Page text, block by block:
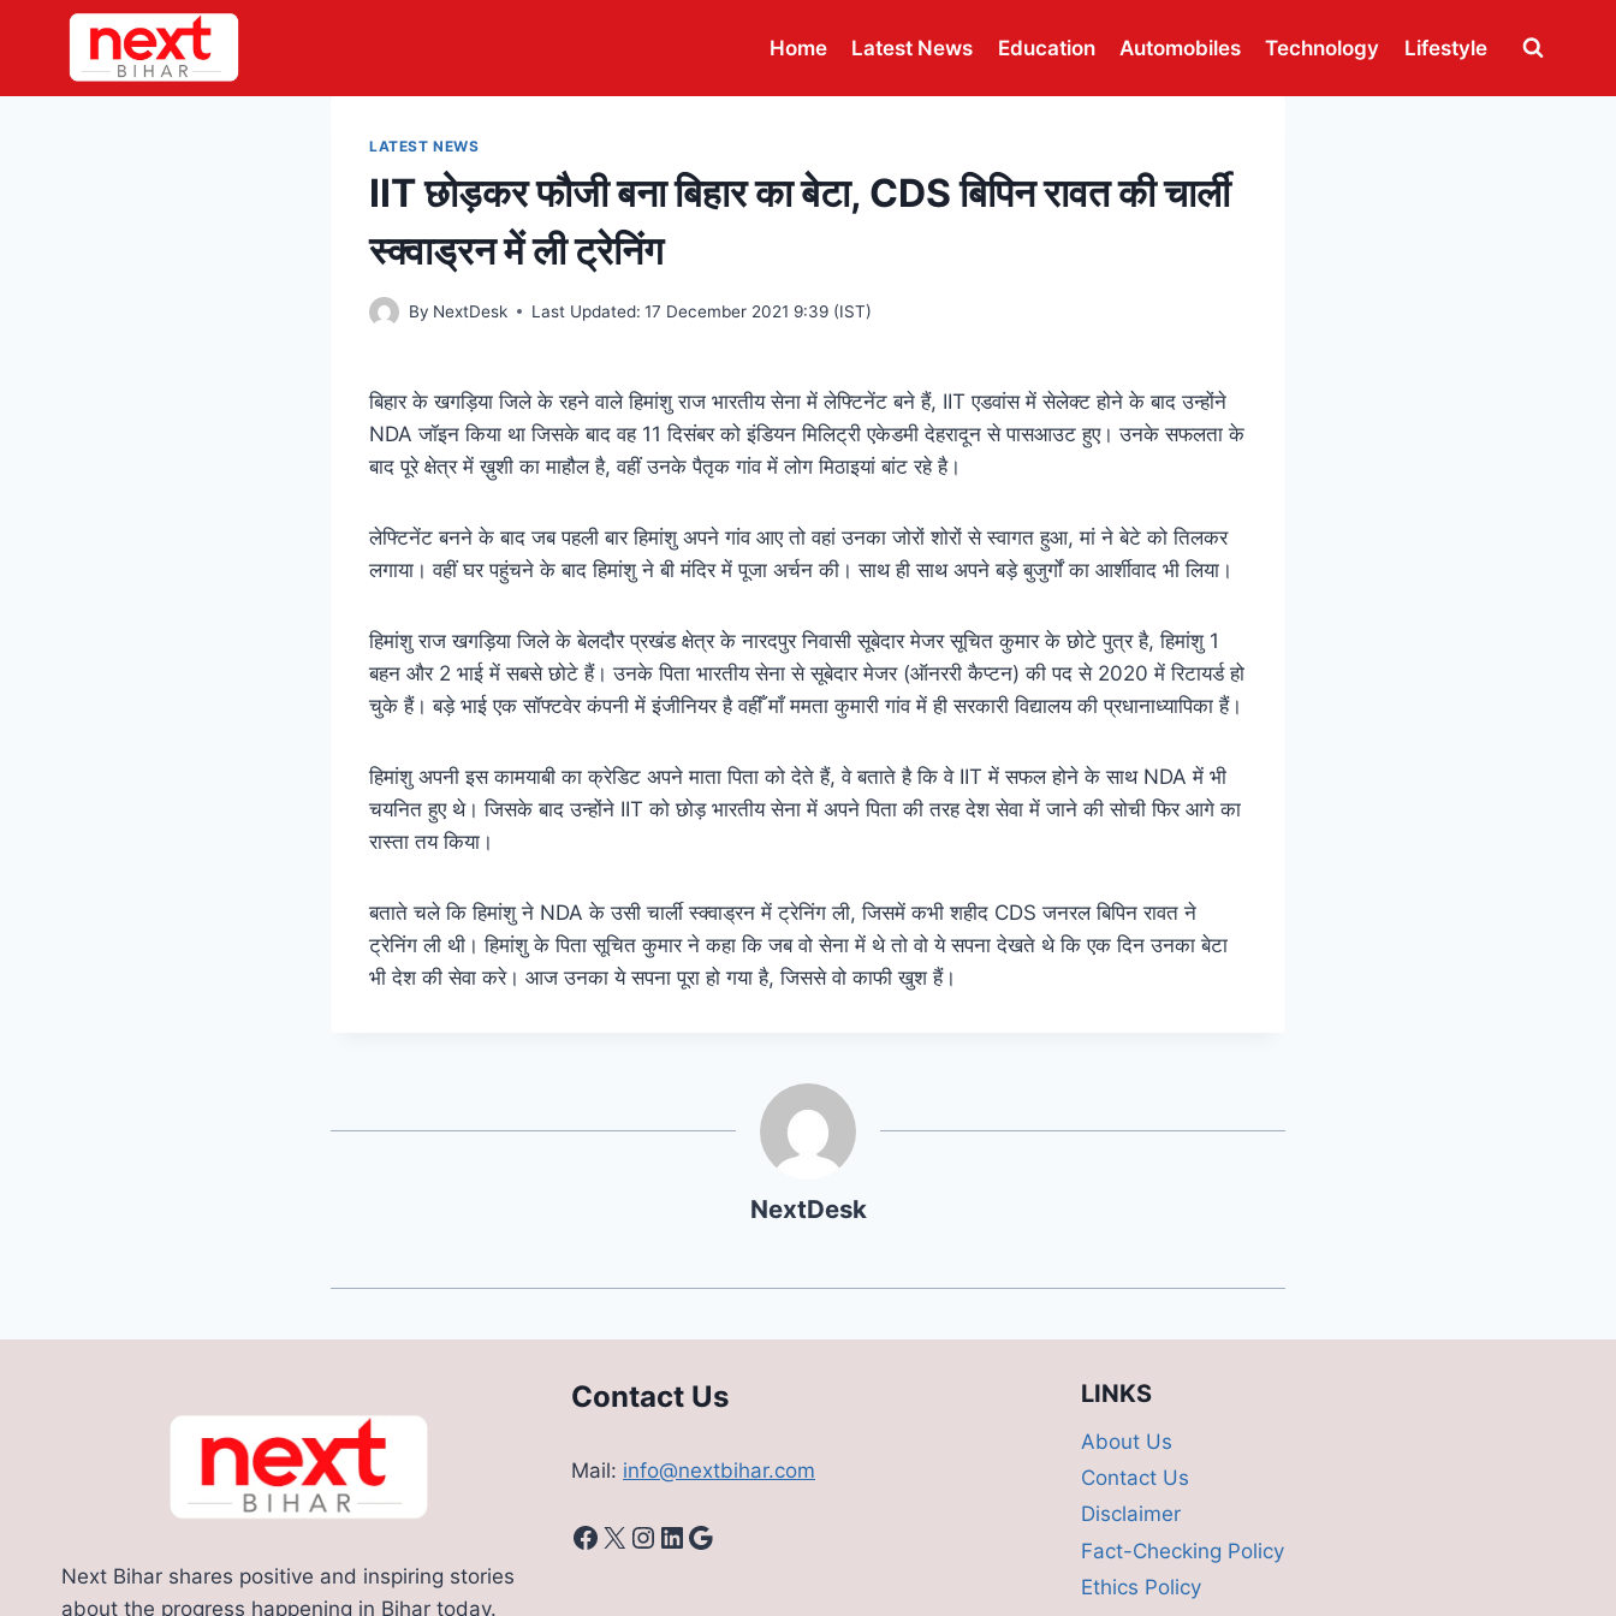
content
Home Latest News Education Automobiles Technology Lifestyle
LATEST NEWS
IIT छोड़कर फौजी बना बिहार का बेटा, CDS बिपिन रावत की चार्ली
स्क्वाड्रन में ली ट्रेनिंग
By NextDesk Last Updated: 17 December 2021 9:39 (IST)
बिहार के खगड़िया जिले के रहने वाले हिमांशु राज भारतीय सेना में लेफ्टिनेंट बने हैं, IIT एडवांस में सेलेक्ट होने के बाद उन्होंने
NDA जॉइन किया था जिसके बाद वह 11 दिसंबर को इंडियन मिलिट्री एकेडमी देहरादून से पासआउट हुए। उनके सफलता के
बाद पूरे क्षेत्र में ख़ुशी का माहौल है, वहीं उनके पैतृक गांव में लोग मिठाइयां बांट रहे है।
लेफ्टिनेंट बनने के बाद जब पहली बार हिमांशु अपने गांव आए तो वहां उनका जोरों शोरों से स्वागत हुआ, मां ने बेटे को तिलकर
लगाया। वहीं घर पहुंचने के बाद हिमांशु ने बी मंदिर में पूजा अर्चन की। साथ ही साथ अपने बड़े बुजुर्गों का आर्शीवाद भी लिया।
हिमांशु राज खगड़िया जिले के बेलदौर प्रखंड क्षेत्र के नारदपुर निवासी सूबेदार मेजर सूचित कुमार के छोटे पुत्र है, हिमांशु 1
बहन और 2 भाई में सबसे छोटे हैं। उनके पिता भारतीय सेना से सूबेदार मेजर (ऑनररी कैप्टन) की पद से 2020 में रिटायर्ड हो
चुके हैं। बड़े भाई एक सॉफ्टवेर कंपनी में इंजीनियर है वहीँ माँ ममता कुमारी गांव में ही सरकारी विद्यालय की प्रधानाध्यापिका हैं।
हिमांशु अपनी इस कामयाबी का क्रेडिट अपने माता पिता को देते हैं, वे बताते है कि वे IIT में सफल होने के साथ NDA में भी
चयनित हुए थे। जिसके बाद उन्होंने IIT को छोड़ भारतीय सेना में अपने पिता की तरह देश सेवा में जाने की सोची फिर आगे का
रास्ता तय किया।
बताते चले कि हिमांशु ने NDA के उसी चार्ली स्क्वाड्रन में ट्रेनिंग ली, जिसमें कभी शहीद CDS जनरल बिपिन रावत ने
ट्रेनिंग ली थी। हिमांशु के पिता सूचित कुमार ने कहा कि जब वो सेना में थे तो वो ये सपना देखते थे कि एक दिन उनका बेटा
भी देश की सेवा करे। आज उनका ये सपना पूरा हो गया है, जिससे वो काफी खुश हैं।
NextDesk
Next Bihar shares positive and inspiring stories
about the progress happening in Bihar today.
Contact Us
Mail: info@nextbihar.com
Facebook
X Instagram
LinkedIn
Google
LINKS
About Us
Contact Us
Disclaimer
Fact-Checking Policy
Ethics Policy